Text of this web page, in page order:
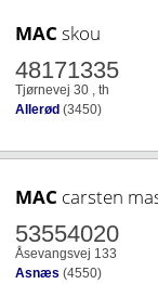
MAC skou
48171335
Tjørnevej 30 , th
Allerød (3450)
MAC carsten
53554020
Åsevangsvej 133
Asnæs (4550)